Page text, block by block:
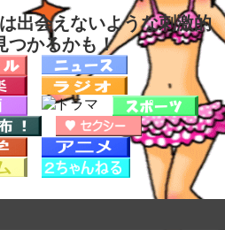
出会えないような刺激的
つかるかも！